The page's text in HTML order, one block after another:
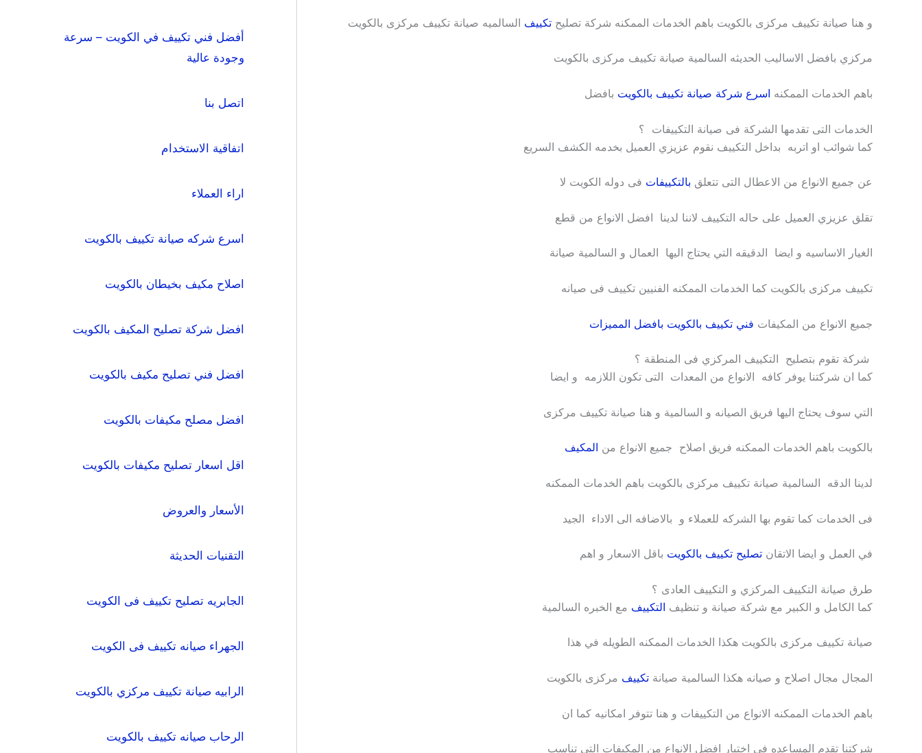
و هنا صيانة تكييف مركزى بالكويت باهم الخدمات الممكنه شركة تصليح تكييف السالميه صيانة تكييف مركزى بالكويت
مركزي بافضل الاساليب الحديثه السالمية صيانة تكييف مركزى بالكويت
باهم الخدمات الممكنه اسرع شركة صيانة تكييف بالكويت بافضل
الخدمات التى تقدمها الشركة فى صيانة التكييفات ؟
كما شوائب او اتربه بداخل التكييف نقوم عزيزي العميل بخدمه الكشف السريع
عن جميع الانواع من الاعطال التى تتعلق بالتكييفات فى دوله الكويت لا
تقلق عزيزي العميل على حاله التكييف لاننا لدينا افضل الانواع من قطع
الغيار الاساسيه و ايضا الدقيقه التي يحتاج اليها العمال و السالمية صيانة
تكييف مركزى بالكويت كما الخدمات الممكنه الفنيين تكييف فى صيانه
جميع الانواع من المكيفات فني تكييف بالكويت بافضل المميزات
شركة تقوم بتصليح التكييف المركزي فى المنطقة ؟
كما ان شركتنا يوفر كافه الانواع من المعدات التى تكون اللازمه و ايضا
التي سوف يحتاج اليها فريق الصيانه و السالمية و هنا صيانة تكييف مركزى
بالكويت باهم الخدمات الممكنه فريق اصلاح جميع الانواع من المكيف
لدينا الدقه السالمية صيانة تكييف مركزى بالكويت باهم الخدمات الممكنه
فى الخدمات كما تقوم بها الشركه للعملاء و بالاضافه الى الاداء الجيد
في العمل و ايضا الاتقان تصليح تكييف بالكويت باقل الاسعار و اهم
طرق صيانة التكييف المركزي و التكييف العادى ؟
كما الكامل و الكبير مع شركة صيانة و تنظيف التكييف مع الخبره السالمية
صيانة تكييف مركزى بالكويت هكذا الخدمات الممكنه الطويله في هذا
المجال مجال اصلاح و صيانه هكذا السالمية صيانة تكييف مركزى بالكويت
باهم الخدمات الممكنه الانواع من التكييفات و هنا تتوفر امكانيه كما ان
شركتنا تقدم المساعده في اختيار افضل الانواع من المكيفات التي تناسب
أفضل فني تكييف في الكويت – سرعة
وجودة عالية
اتصل بنا
اتفاقية الاستخدام
اراء العملاء
اسرع شركه صيانة تكييف بالكويت
اصلاح مكيف بخيطان بالكويت
افضل شركة تصليح المكيف بالكويت
افضل فني تصليح مكيف بالكويت
افضل مصلح مكيفات بالكويت
اقل اسعار تصليح مكيفات بالكويت
الأسعار والعروض
التقنيات الحديثة
الجابريه تصليح تكييف فى الكويت
الجهراء صيانه تكييف فى الكويت
الرابيه صيانة تكييف مركزي بالكويت
الرحاب صيانه تكييف بالكويت